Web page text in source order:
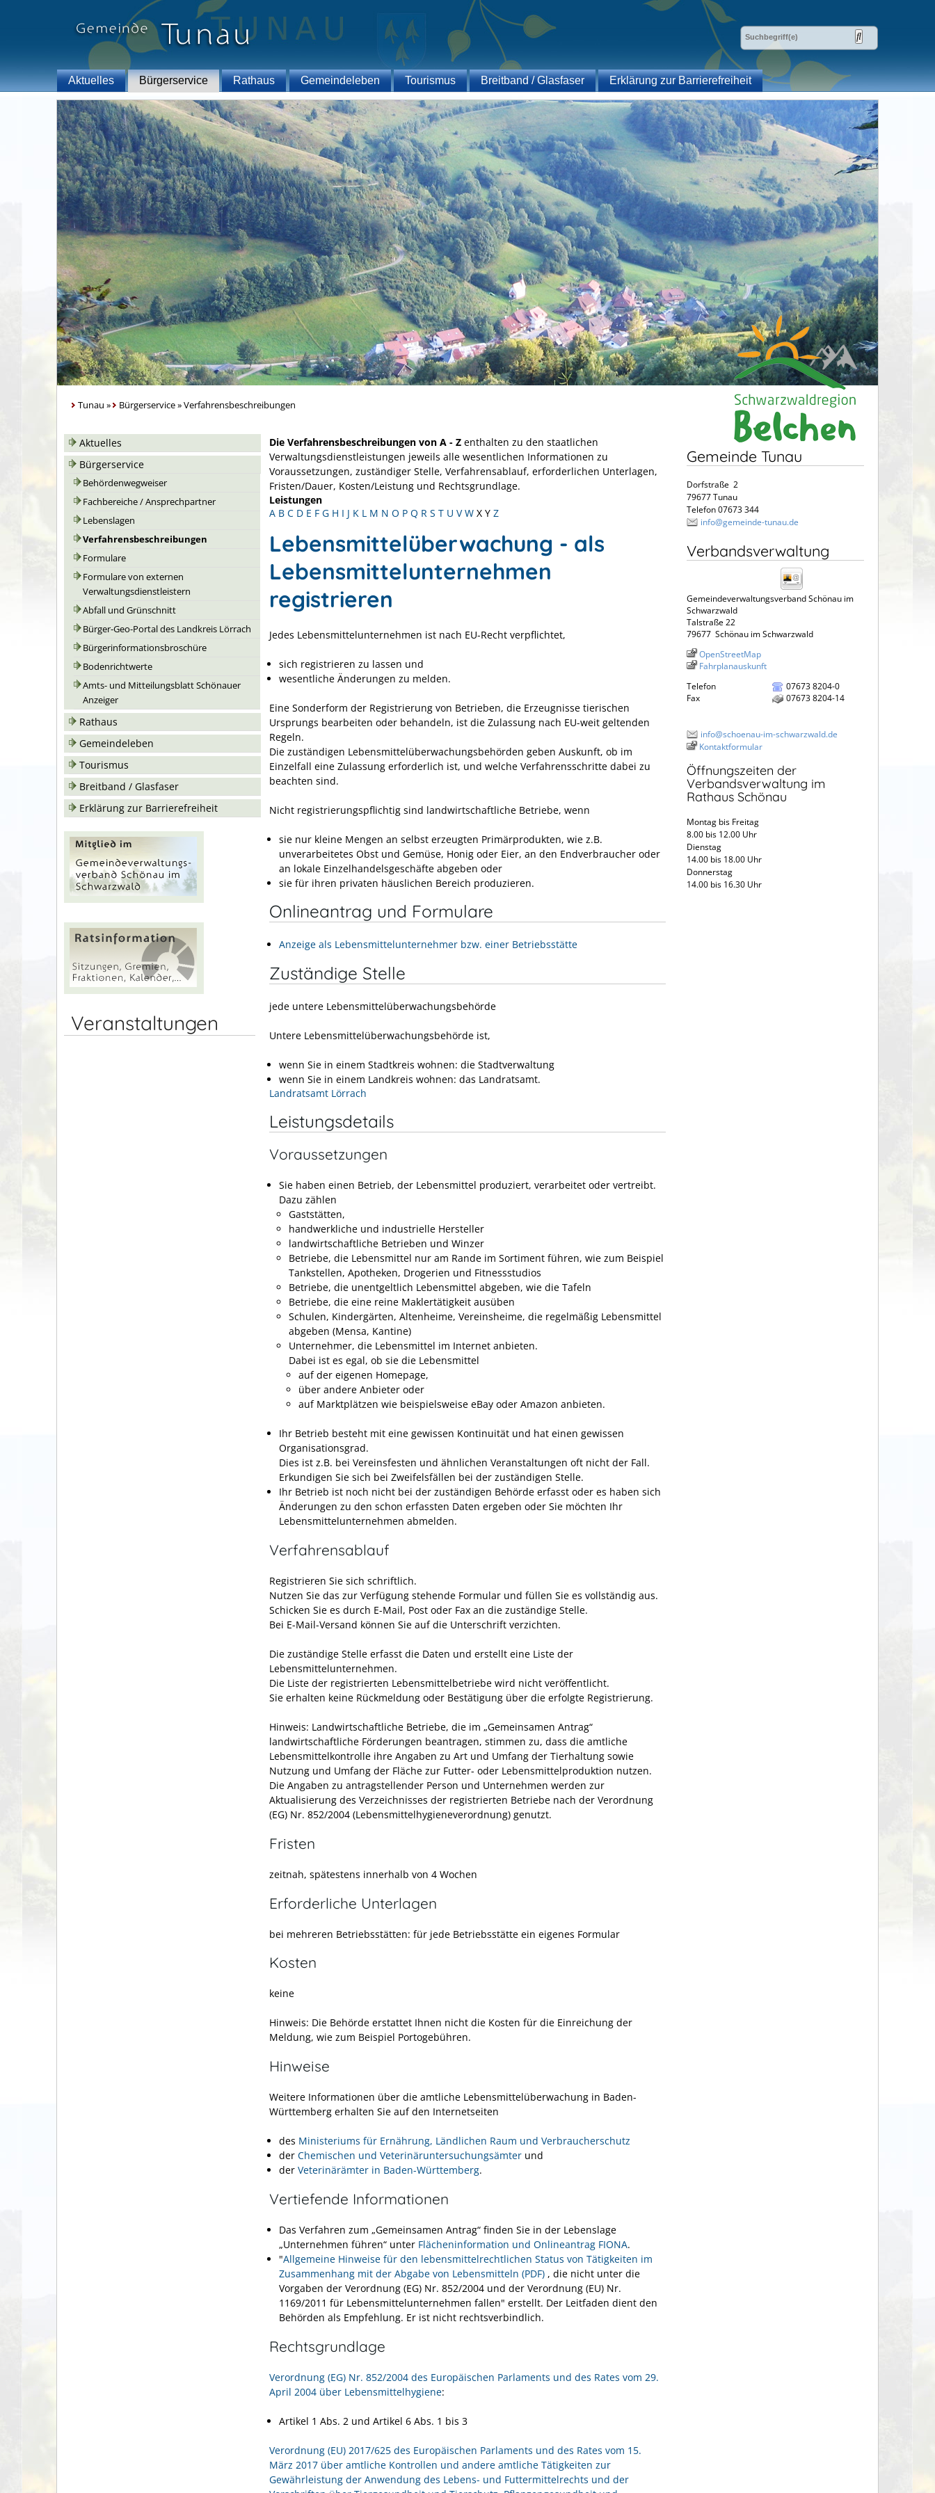
Aktuelles Bürgerservice Rathaus Gemeindeleben Tourismus Breitband / Glasfaser Erklärung zur Barrierefreiheit
Tunau » Bürgerservice»Verfahrensbeschreibungen
Aktuelles
Bürgerservice
Behördenwegweiser
Fachbereiche / Ansprechpartner
Lebenslagen
Verfahrensbeschreibungen
Formulare
Formulare von externen
Verwaltungsdienstleistern
Abfall und Grünschnitt
Bürger-Geo-Portal des Landkreis Lörrach
Bürgerinformationsbroschüre
Bodenrichtwerte
Amts- und Mitteilungsblatt Schönauer
Anzeiger
Rathaus
Gemeindeleben
Tourismus
Breitband / Glasfaser
Erklärung zur Barrierefreiheit
Veranstaltungen
Die Verfahrensbeschreibungen von A - Z enthalten zu den staatlichen
Verwaltungsdienstleistungen jeweils alle wesentlichen Informationen zu
Voraussetzungen, zuständiger Stelle, Verfahrensablauf, erforderlichen Unterlagen,
Fristen/Dauer, Kosten/Leistung und Rechtsgrundlage.
Leistungen
A B C D E F G H I J K L M N O P Q R S T U V W X Y Z
Lebensmittelüberwachung - als
Lebensmittelunternehmen
registrieren
Jedes Lebensmittelunternehmen ist nach EU-Recht verpflichtet,
sich registrieren zu lassen und
wesentliche Änderungen zu melden.
Eine Sonderform der Registrierung von Betrieben, die Erzeugnisse tierischen
Ursprungs bearbeiten oder behandeln, ist die Zulassung nach EU-weit geltenden
Regeln.
Die zuständigen Lebensmittelüberwachungsbehörden geben Auskunft, ob im
Einzelfall eine Zulassung erforderlich ist, und welche Verfahrensschritte dabei zu
beachten sind.
Nicht registrierungspflichtig sind landwirtschaftliche Betriebe, wenn
sie nur kleine Mengen an selbst erzeugten Primärprodukten, wie z.B.
unverarbeitetes Obst und Gemüse, Honig oder Eier, an den Endverbraucher oder
an lokale Einzelhandelsgeschäfte abgeben oder
sie für ihren privaten häuslichen Bereich produzieren.
Onlineantrag und Formulare
Anzeige als Lebensmittelunternehmer bzw. einer Betriebsstätte
Zuständige Stelle
jede untere Lebensmittelüberwachungsbehörde
Untere Lebensmittelüberwachungsbehörde ist,
wenn Sie in einem Stadtkreis wohnen: die Stadtverwaltung
wenn Sie in einem Landkreis wohnen: das Landratsamt.
Landratsamt Lörrach
Leistungsdetails
Voraussetzungen
Sie haben einen Betrieb, der Lebensmittel produziert, verarbeitet oder vertreibt.
Dazu zählen
Gaststätten,
handwerkliche und industrielle Hersteller
landwirtschaftliche Betrieben und Winzer
Betriebe, die Lebensmittel nur am Rande im Sortiment führen, wie zum Beispiel
Tankstellen, Apotheken, Drogerien und Fitnessstudios
Betriebe, die unentgeltlich Lebensmittel abgeben, wie die Tafeln
Betriebe, die eine reine Maklertätigkeit ausüben
Schulen, Kindergärten, Altenheime, Vereinsheime, die regelmäßig Lebensmittel
abgeben (Mensa, Kantine)
Unternehmer, die Lebensmittel im Internet anbieten.
Dabei ist es egal, ob sie die Lebensmittel
auf der eigenen Homepage,
über andere Anbieter oder
auf Marktplätzen wie beispielsweise eBay oder Amazon anbieten.
Ihr Betrieb besteht mit eine gewissen Kontinuität und hat einen gewissen
Organisationsgrad.
Dies ist z.B. bei Vereinsfesten und ähnlichen Veranstaltungen oft nicht der Fall.
Erkundigen Sie sich bei Zweifelsfällen bei der zuständigen Stelle.
Ihr Betrieb ist noch nicht bei der zuständigen Behörde erfasst oder es haben sich
Änderungen zu den schon erfassten Daten ergeben oder Sie möchten Ihr
Lebensmittelunternehmen abmelden.
Verfahrensablauf
Registrieren Sie sich schriftlich.
Nutzen Sie das zur Verfügung stehende Formular und füllen Sie es vollständig aus.
Schicken Sie es durch E-Mail, Post oder Fax an die zuständige Stelle.
Bei E-Mail-Versand können Sie auf die Unterschrift verzichten.
Die zuständige Stelle erfasst die Daten und erstellt eine Liste der
Lebensmittelunternehmen.
Die Liste der registrierten Lebensmittelbetriebe wird nicht veröffentlicht.
Sie erhalten keine Rückmeldung oder Bestätigung über die erfolgte Registrierung.
Hinweis: Landwirtschaftliche Betriebe, die im „Gemeinsamen Antrag“
landwirtschaftliche Förderungen beantragen, stimmen zu, dass die amtliche
Lebensmittelkontrolle ihre Angaben zu Art und Umfang der Tierhaltung sowie
Nutzung und Umfang der Fläche zur Futter- oder Lebensmittelproduktion nutzen.
Die Angaben zu antragstellender Person und Unternehmen werden zur
Aktualisierung des Verzeichnisses der registrierten Betriebe nach der Verordnung
(EG) Nr. 852/2004 (Lebensmittelhygieneverordnung) genutzt.
Fristen
zeitnah, spätestens innerhalb von 4 Wochen
Erforderliche Unterlagen
bei mehreren Betriebsstätten: für jede Betriebsstätte ein eigenes Formular
Kosten
keine
Hinweis: Die Behörde erstattet Ihnen nicht die Kosten für die Einreichung der
Meldung, wie zum Beispiel Portogebühren.
Hinweise
Weitere Informationen über die amtliche Lebensmittelüberwachung in Baden-
Württemberg erhalten Sie auf den Internetseiten
des Ministeriums für Ernährung, Ländlichen Raum und Verbraucherschutz
der Chemischen und Veterinäruntersuchungsämter und
der Veterinärämter in Baden-Württemberg.
Vertiefende Informationen
Das Verfahren zum „Gemeinsamen Antrag“ finden Sie in der Lebenslage
„Unternehmen führen“ unter Flächeninformation und Onlineantrag FIONA.
"Allgemeine Hinweise für den lebensmittelrechtlichen Status von Tätigkeiten im
Zusammenhang mit der Abgabe von Lebensmitteln (PDF) , die nicht unter die
Vorgaben der Verordnung (EG) Nr. 852/2004 und der Verordnung (EU) Nr.
1169/2011 für Lebensmittelunternehmen fallen" erstellt. Der Leitfaden dient den
Behörden als Empfehlung. Er ist nicht rechtsverbindlich.
Rechtsgrundlage
Verordnung (EG) Nr. 852/2004 des Europäischen Parlaments und des Rates vom 29.
April 2004 über Lebensmittelhygiene:
Artikel 1 Abs. 2 und Artikel 6 Abs. 1 bis 3
Verordnung (EU) 2017/625 des Europäischen Parlaments und des Rates vom 15.
März 2017 über amtliche Kontrollen und andere amtliche Tätigkeiten zur
Gewährleistung der Anwendung des Lebens- und Futtermittelrechts und der
Gemeinde Tunau
Dorfstraße 2
79677 Tunau
Telefon 07673 344
info@gemeinde-tunau.de
Verbandsverwaltung
Gemeindeverwaltungsverband Schönau im
Schwarzwald
Talstraße 22
79677 Schönau im Schwarzwald
OpenStreetMap
Fahrplanauskunft
Telefon
07673 8204-0
Fax
07673 8204-14
info@schoenau-im-schwarzwald.de
Kontaktformular
Öffnungszeiten der
Verbandsverwaltung im
Rathaus Schönau
Montag bis Freitag
8.00 bis 12.00 Uhr
Dienstag
14.00 bis 18.00 Uhr
Donnerstag
14.00 bis 16.30 Uhr